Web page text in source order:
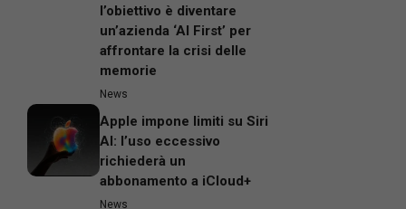
l’obiettivo è diventare
un’azienda ‘AI First’ per
affrontare la crisi delle
memorie
News
Apple impone limiti su Siri
AI: l’uso eccessivo
richiederà un
abbonamento a iCloud+
News